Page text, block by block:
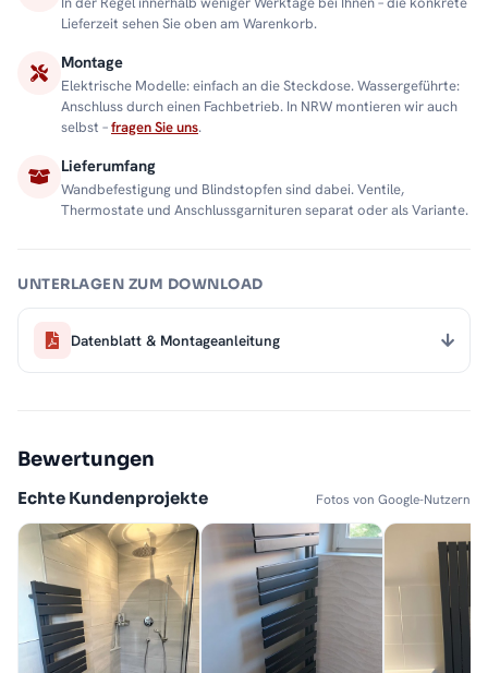
Lieferzeit sehen Sie oben am Warenkorb.
Montage
Elektrische Modelle: einfach an die Steckdose. Wassergeführte:
Anschluss durch einen Fachbetrieb. In NRW montieren wir auch
selbst –fragen Sie uns.
Lieferumfang
Wandbefestigung und Blindstopfen sind dabei. Ventile,
Thermostate und Anschlussgarnituren separat oder als Variante.
UNTERLAGEN ZUM DOWNLOAD
Datenblatt & Montageanleitung
Bewertungen
Echte Kundenprojekte Fotos von Google-Nutzern